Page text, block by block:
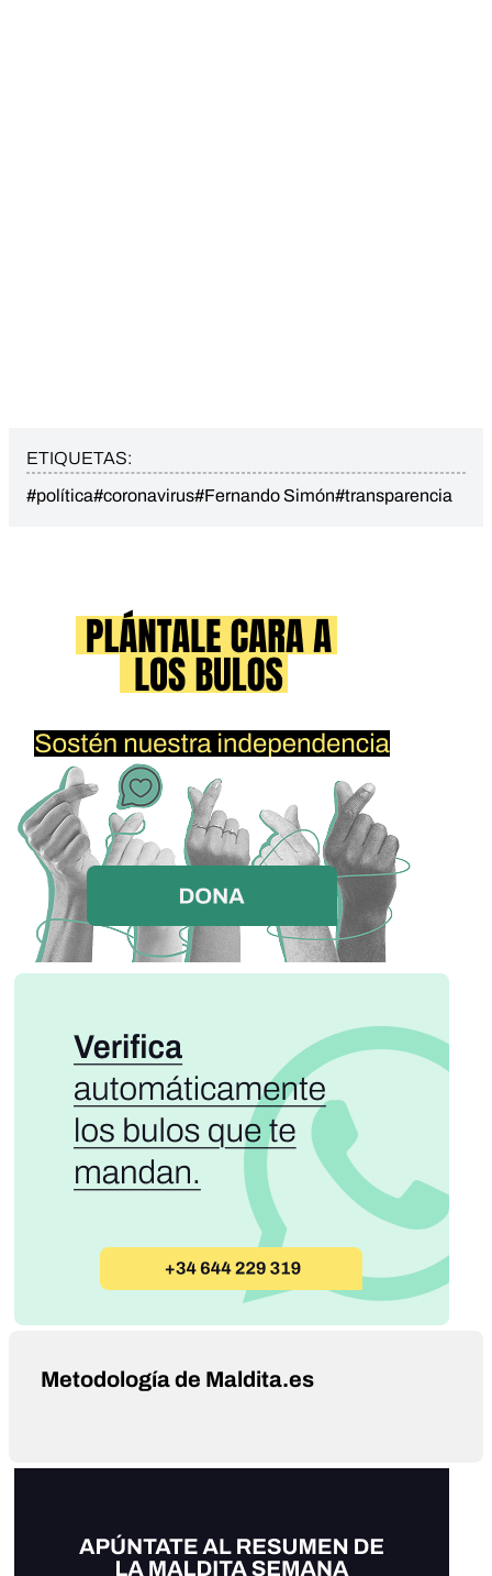
ETIQUETAS:
#política#coronavirus#Fernando Simón#transparencia
Metodología de Maldita.es